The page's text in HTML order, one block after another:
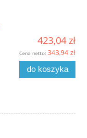
423,04 zł
Cena netto: 343,94 zł
do koszyka